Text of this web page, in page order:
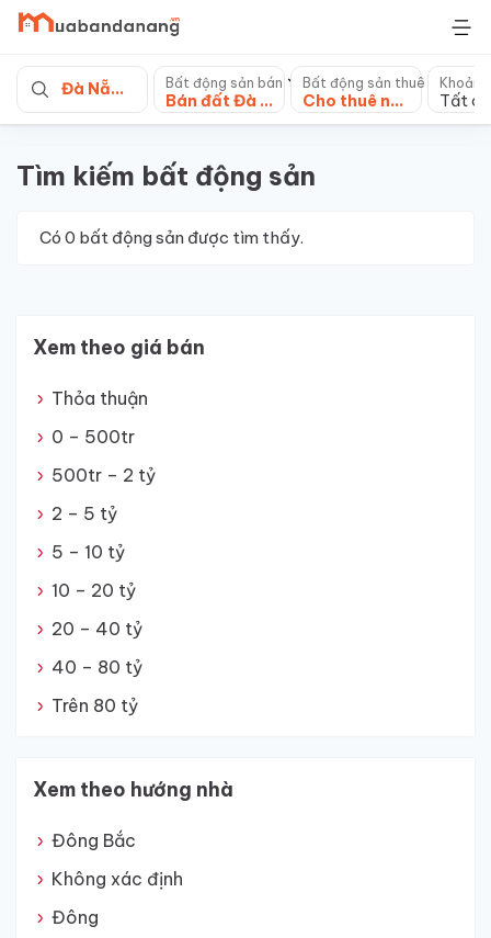
Skip
content
Đà Nẵng Bất động sản bán
Bán đất Đà Nẵng
Bất động sản thuê
Cho thuê nhà mặt phố Tất cả
Tìm kiếm bất động sản
Có 0 bất động sản được tìm thấy.
Xem theo giá bán
Thỏa thuận
0 – 500tr
500tr – 2 tỷ
2 – 5 tỷ
5 – 10 tỷ
10 – 20 tỷ
20 – 40 tỷ
40 – 80 tỷ
Trên 80 tỷ
Xem theo hướng nhà
Đông Bắc
Không xác định
Đông